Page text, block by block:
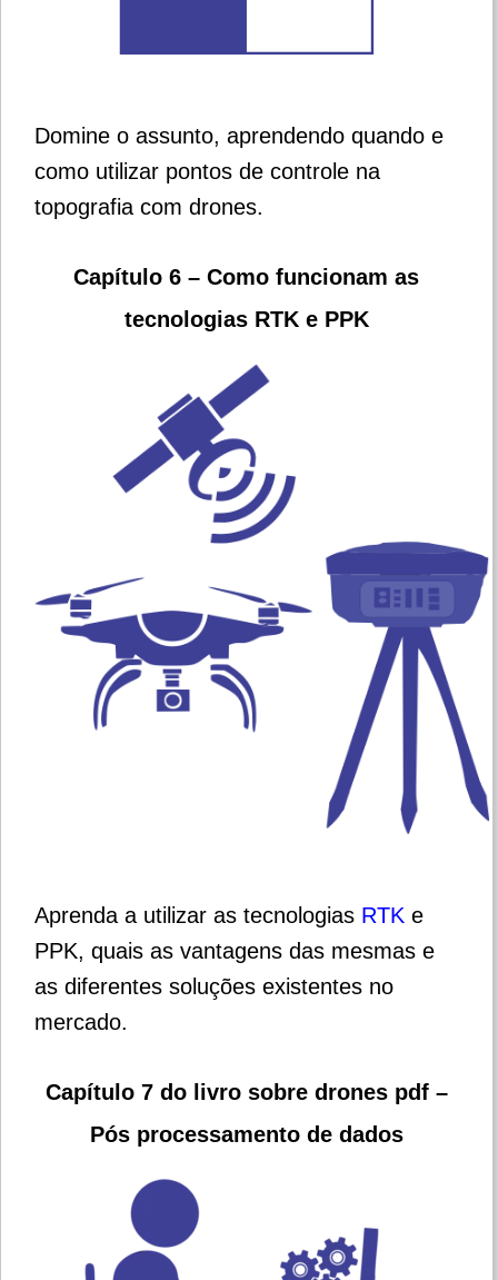
Domine o assunto, aprendendo quando e
como utilizar pontos de controle na
topografia com drones.
Capítulo 6 – Como funcionam as
tecnologias RTK e PPK
Aprenda a utilizar as tecnologias RTK e
PPK, quais as vantagens das mesmas e
as diferentes soluções existentes no
mercado.
Capítulo 7 do livro sobre drones pdf –
Pós processamento de dados